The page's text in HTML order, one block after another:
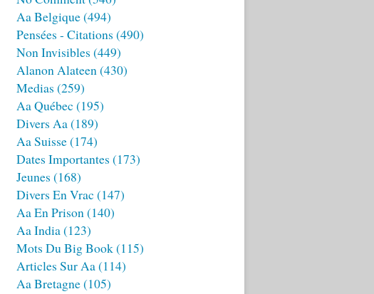
Aa Belgique(494)
Pensées - Citations (490)
Non Invisibles (449)
Alanon Alateen(430)
Medias (259)
Aa Québec (195)
Divers Aa(189)
Aa Suisse(174)
Dates Importantes (173)
Jeunes (168)
Divers En Vrac (147)
Aa En Prison(140)
Aa India(123)
Mots Du Big Book(115)
Articles Sur Aa(114)
Aa Bretagne(105)